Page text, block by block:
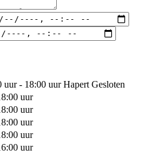
uur - 18:00 uur Hapert Gesloten
uur
uur
uur
uur
uur